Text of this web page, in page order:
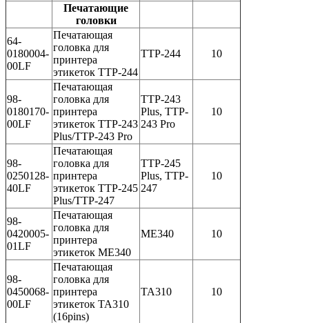
Печатающие
головки
64-
0180004-
00LF
Печатающая
головка для
принтера
этикеток TTP-244
TTP-244 10
98-
0180170-
00LF
Печатающая
головка для
принтера
этикеток TTP-243
Plus/TTP-243 Pro
TTP-243
Plus, TTP-
243 Pro
10
98-
0250128-
40LF
Печатающая
головка для
принтера
этикеток TTP-245
Plus/TTP-247
TTP-245
Plus, TTP-
247
10
98-
0420005-
01LF
Печатающая
головка для
принтера
этикеток ME340
ME340 10
98-
0450068-
00LF
Печатающая
головка для
принтера
этикеток TA310
(16pins)
TA310 10